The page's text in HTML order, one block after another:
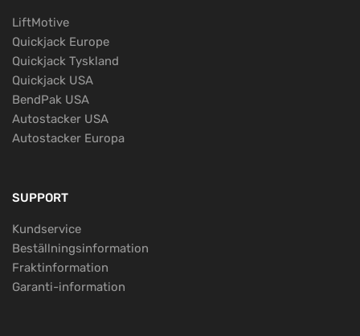
LiftMotive
Quickjack Europe
Quickjack Tyskland
Quickjack USA
BendPak USA
Autostacker USA
Autostacker Europa
SUPPORT
Kundservice
Beställningsinformation
Fraktinformation
Garanti-information